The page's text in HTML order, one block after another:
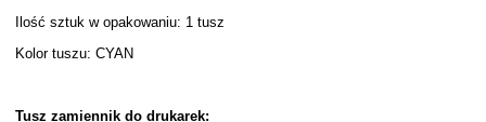
Ilość sztuk w opakowaniu: 1 tusz
Kolor tuszu: CYAN
Tusz zamiennik do drukarek: